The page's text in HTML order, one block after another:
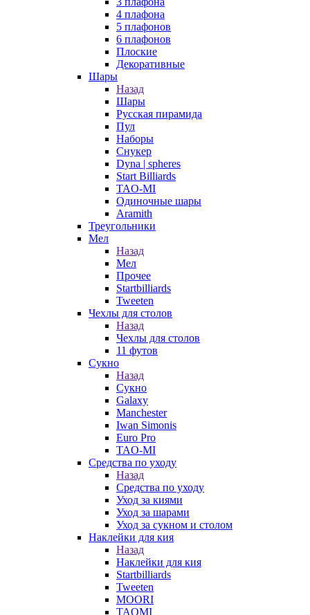
4 плафона
5 плафонов
6 плафонов
Плоские
Декоративные
Шары
Назад
Шары
Русская пирамида
Пул
Наборы
Снукер
Dyna | spheres
Start Billiards
TAO-MI
Одиночные шары
Aramith
Треугольники
Мел
Назад
Мел
Прочее
Startbilliards
Tweeten
Чехлы для столов
Назад
Чехлы для столов
11 футов
Сукно
Назад
Сукно
Galaxy
Manchester
Iwan Simonis
Euro Pro
TAO-MI
Средства по уходу
Назад
Средства по уходу
Уход за киями
Уход за шарами
Уход за сукном и столом
Наклейки для кия
Назад
Наклейки для кия
Startbilliards
Tweeten
MOORI
TAOMI